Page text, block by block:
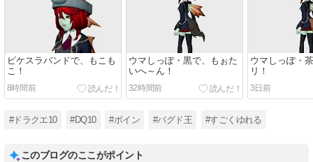
ピケスラバンドで、もこも
こ！
8時間前
ウマしっぽ・黒で、もぉた
いへ～ん！
32時間前
ウマしっぽ・
リ！
3日前
#ドラクエ10 #DQ10 #ボイン #バグド王 #すごくゆれる
このブログのここがポイント